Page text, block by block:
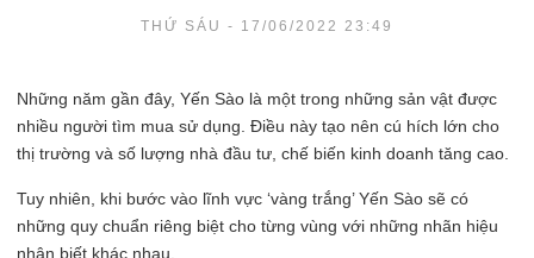
THỨ SÁU - 17/06/2022 23:49
Những năm gần đây, Yến Sào là một trong những sản vật được
nhiều người tìm mua sử dụng. Điều này tạo nên cú hích lớn cho
thị trường và số lượng nhà đầu tư, chế biến kinh doanh tăng cao.
Tuy nhiên, khi bước vào lĩnh vực ‘vàng trắng’ Yến Sào sẽ có
những quy chuẩn riêng biệt cho từng vùng với những nhãn hiệu
nhận biết khác nhau.